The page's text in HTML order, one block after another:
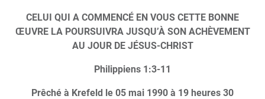
CELUI QUI A COMMENCÉ EN VOUS CETTE BONNE
ŒUVRE LA POURSUIVRA JUSQU’À SON ACHÈVEMENT
AU JOUR DE JÉSUS-CHRIST
Philippiens 1:3-11
Prêché à Krefeld le 05 mai 1990 à 19 heures 30